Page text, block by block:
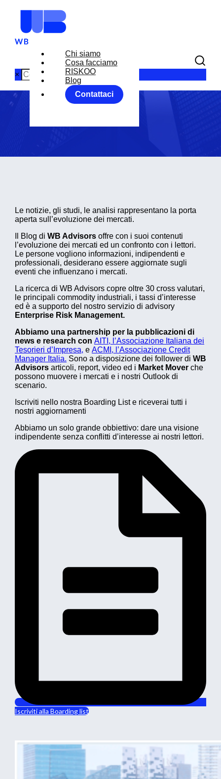
Chi siamo
Cosa facciamo
RISKOO
Blog
Contattaci
× Blog
Home Blog
Le notizie, gli studi, le analisi rappresentano la porta
aperta sull’evoluzione dei mercati.
Il Blog di WB Advisors offre con i suoi contenuti
l’evoluzione dei mercati ed un confronto con i lettori.
Le persone vogliono informazioni, indipendenti e
professionali, desiderano essere aggiornate sugli
eventi che influenzano i mercati.
La ricerca di WB Advisors copre oltre 30 cross valutari,
le principali commodity industriali, i tassi d’interesse
ed è a supporto del nostro servizio di advisory
Enterprise Risk Management.
Abbiamo una partnership per la pubblicazioni di
news e research con AITI, l’Associazione Italiana dei
Tesorieri d’Impresa, e ACMI, l’Associazione Credit
Manager Italia. Sono a disposizione dei follower di WB
Advisors articoli, report, video ed i Market Mover che
possono muovere i mercati e i nostri Outlook di
scenario.
Iscriviti nello nostra Boarding List e riceverai tutti i
nostri aggiornamenti
Abbiamo un solo grande obbiettivo: dare una visione
indipendente senza conflitti d’interesse ai nostri lettori.
Iscriviti alla Boarding list